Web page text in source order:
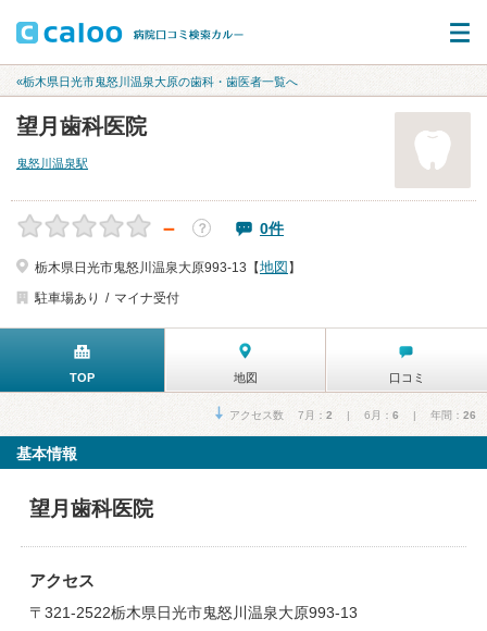
«栃木県日光市鬼怒川温泉大原の歯科・歯医者一覧へ
望月歯科医院
鬼怒川温泉駅
－ ？ 0件
栃木県日光市鬼怒川温泉大原993-13【地図 】
駐車場あり
マイナ受付
TOP 地図 口コミ
アクセス数 7月： 2 | 6月： 6 | 年間： 26
基本情報
望月歯科医院
アクセス
〒321-2522栃木県日光市鬼怒川温泉大原993-13